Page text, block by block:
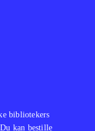
bibliotekers
kan bestille